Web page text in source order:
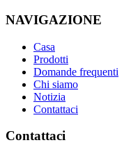
NAVIGAZIONE
Casa
Prodotti
Domande frequenti
Chi siamo
Notizia
Contattaci
Contattaci